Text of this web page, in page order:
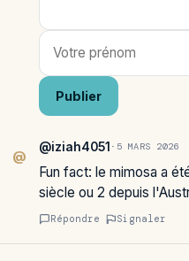
Publier
@
@iziah4051 · 5 MARS 2026
Fun fact: le mimosa a
siècle ou 2 depuis
Répondre Signaler